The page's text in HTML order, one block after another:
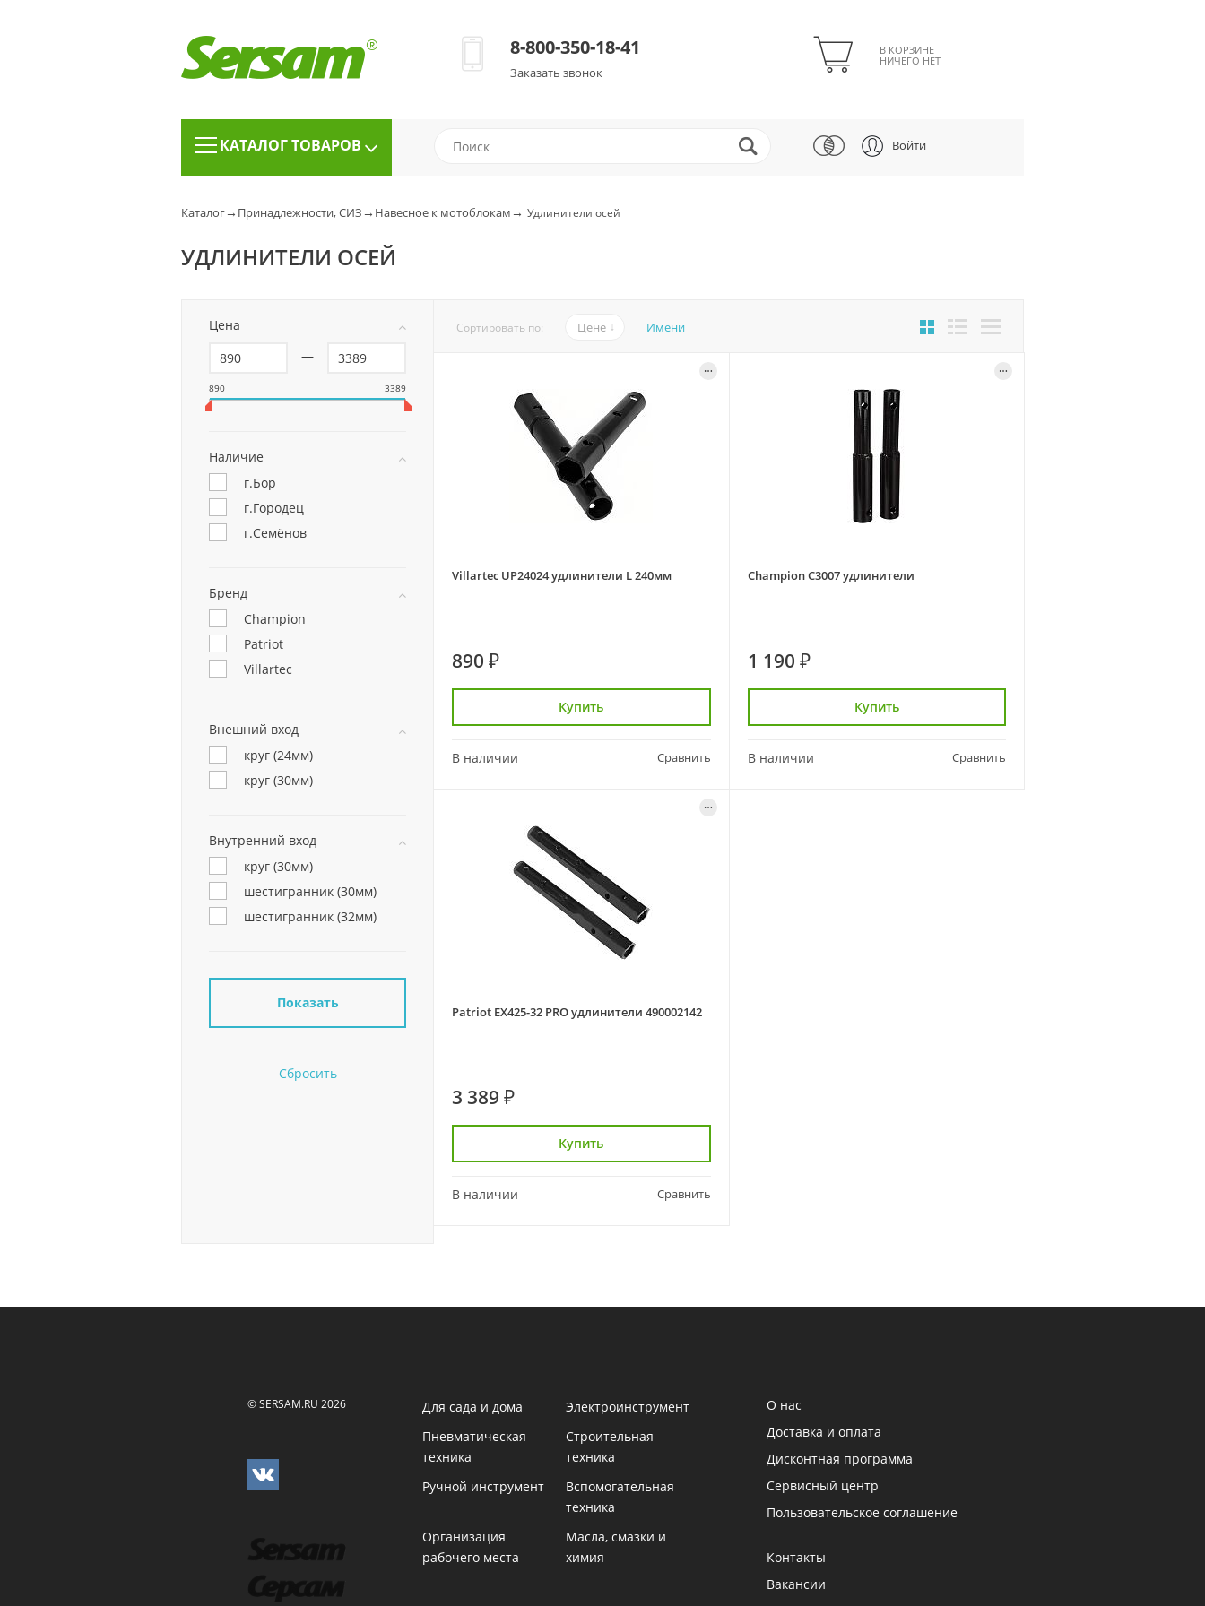
8-800-350-18-41
Заказать звонок
В КОРЗИНЕ
НИЧЕГО НЕТ
КАТАЛОГ ТОВАРОВ Войти
Каталог→ Принадлежности, СИЗ→ Навесное к мотоблокам→ Удлинители осей
УДЛИНИТЕЛИ ОСЕЙ
Цена
—
890 3389
Наличие
г.Бор
г.Городец
г.Семёнов
Бренд
Champion
Patriot
Villartec
Внешний вход
круг (24мм)
круг (30мм)
Внутренний вход
круг (30мм)
шестигранник (30мм)
шестигранник (32мм)
Сортировать по: Цене Имени
Villartec UP24024 удлинители L 240мм
890 ₽
Купить
В наличии Сравнить
Champion C3007 удлинители
1 190 ₽
Купить
В наличии Сравнить
Patriot ЕХ425-32 PRO удлинители 490002142
3 389 ₽
Купить
В наличии Сравнить
© SERSAM.RU 2026 Для сада и дома
Электроинструмент
Пневматическая
техника
Строительная
техника
Ручной инструмент
Вспомогательная
техника
Организация
рабочего места
Масла, смазки и
химия
О нас
Доставка и оплата
Дисконтная программа
Сервисный центр
Пользовательское соглашение
Контакты
Вакансии